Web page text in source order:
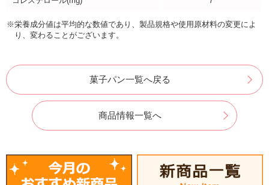
※栄養成分値は平均的な数値であり、製品規格や使用原材料の変更によ
り、変わることがございます。
菓子パン一覧へ戻る
商品情報一覧へ